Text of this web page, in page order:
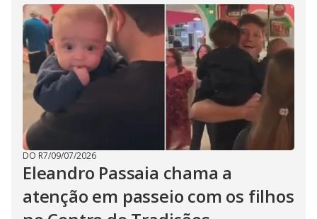
DO R7/09/07/2026
Eleandro Passaia chama a
atenção em passeio com os filhos